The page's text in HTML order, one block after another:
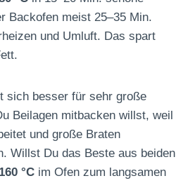
Backofen meist 25–35 Min.
und Umluft. Das spart
sich besser für sehr große
Beilagen mitbacken willst, weil
und große Braten
Willst Du das Beste aus beiden
160 °C im Ofen zum langsamen